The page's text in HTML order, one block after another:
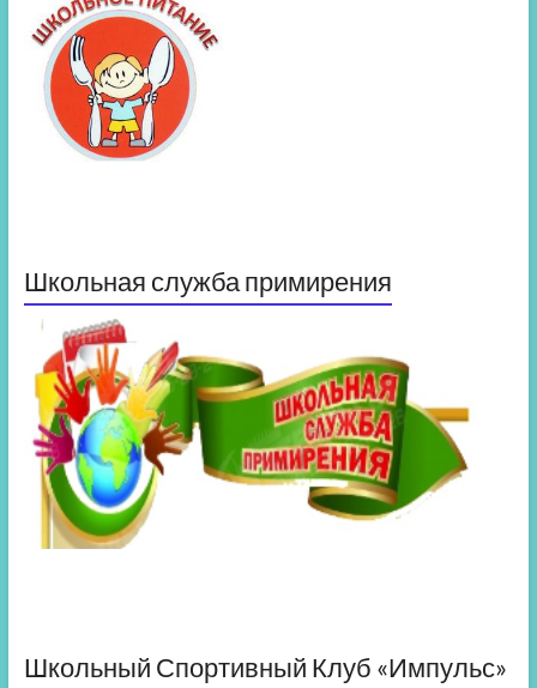
Школьная служба примирения
Школьный Спортивный Клуб «Импульс»